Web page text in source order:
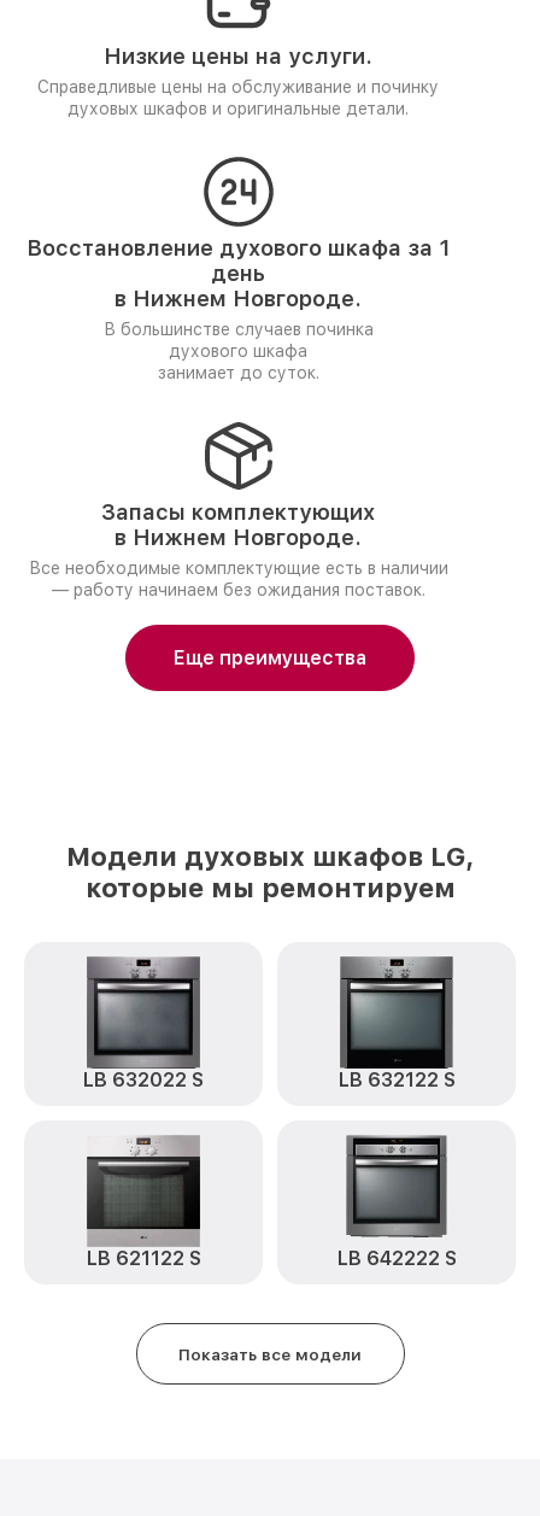
Низкие цены на услуги.
Справедливые цены на обслуживание и починку
духовых шкафов и оригинальные детали.
Восстановление духового шкафа за 1
день
в Нижнем Новгороде.
В большинстве случаев починка
духового шкафа
занимает до суток.
Запасы комплектующих
в Нижнем Новгороде.
Все необходимые комплектующие есть в наличии
— работу начинаем без ожидания поставок.
Еще преимущества
Модели духовых шкафов LG,
которые мы ремонтируем
LB 632022 S LB 632122 S
LB 621122 S LB 642222 S
Показать все модели